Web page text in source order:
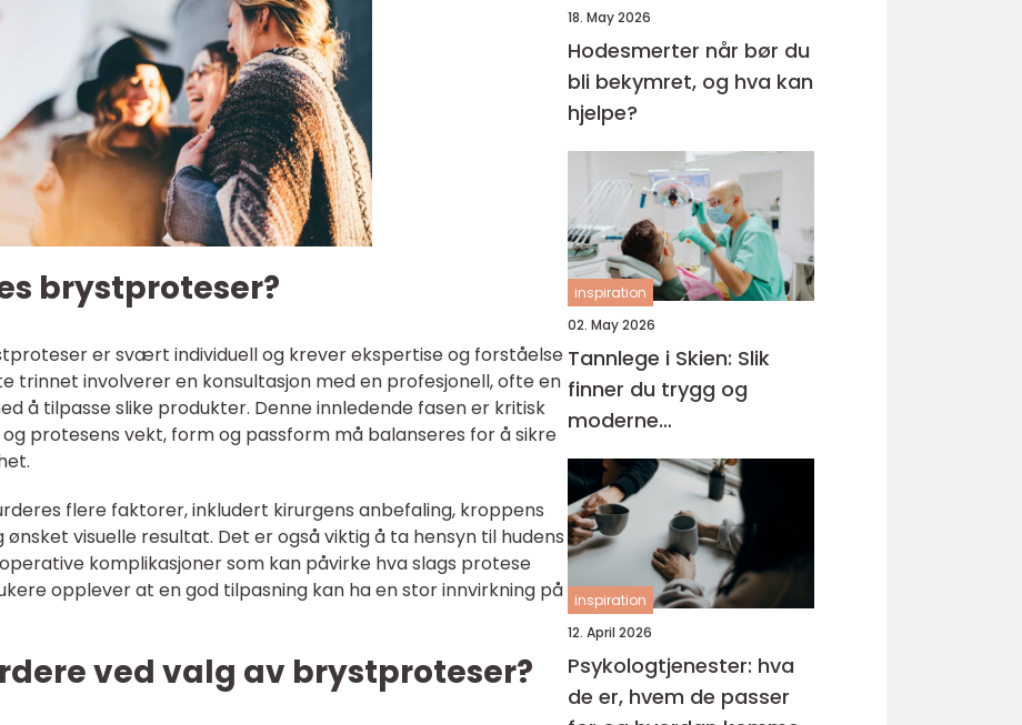
brystproteser?
er svært individuell og krever ekspertise og forståelse
trinnet involverer en konsultasjon med en profesjonell, ofte en
å tilpasse slike produkter. Denne innledende fasen er kritisk
protesens vekt, form og passform må balanseres for å sikre
flere faktorer, inkludert kirurgens anbefaling, kroppens
visuelle resultat. Det er også viktig å ta hensyn til hudens
komplikasjoner som kan påvirke hva slags protese
opplever at en god tilpasning kan ha en stor innvirkning på
ved valg av brystproteser?
18. May 2026
Hodesmerter når bør du
bli bekymret, og hva kan
hjelpe?
inspiration
02. May 2026
Tannlege i Skien: Slik
finner du trygg og
moderne
tannbehandling
inspiration
12. April 2026
Psykologtjenester: hva
de er, hvem de passer